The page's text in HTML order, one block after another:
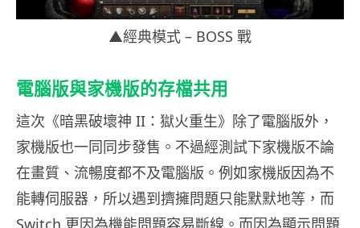
▲經典模式 – BOSS 戰
電腦版與家機版的存檔共用
這次《暗黑破壞神 II：獄火重生》除了電腦版外，
家機版也一同同步發售。不過經測試下家機版不論
在畫質、流暢度都不及電腦版。例如家機版因為不
能轉伺服器，所以遇到擠擁問題只能默默地等，而
Switch 更因為機能問題容易斷線。而因為顯示問題